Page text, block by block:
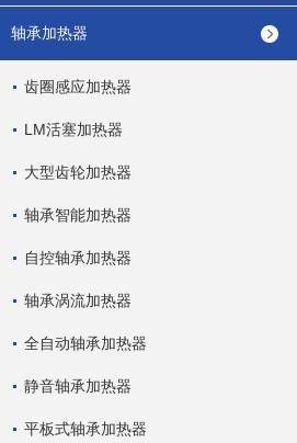
轴承加热器
齿圈感应加热器
LM活塞加热器
大型齿轮加热器
轴承智能加热器
自控轴承加热器
轴承涡流加热器
全自动轴承加热器
静音轴承加热器
平板式轴承加热器